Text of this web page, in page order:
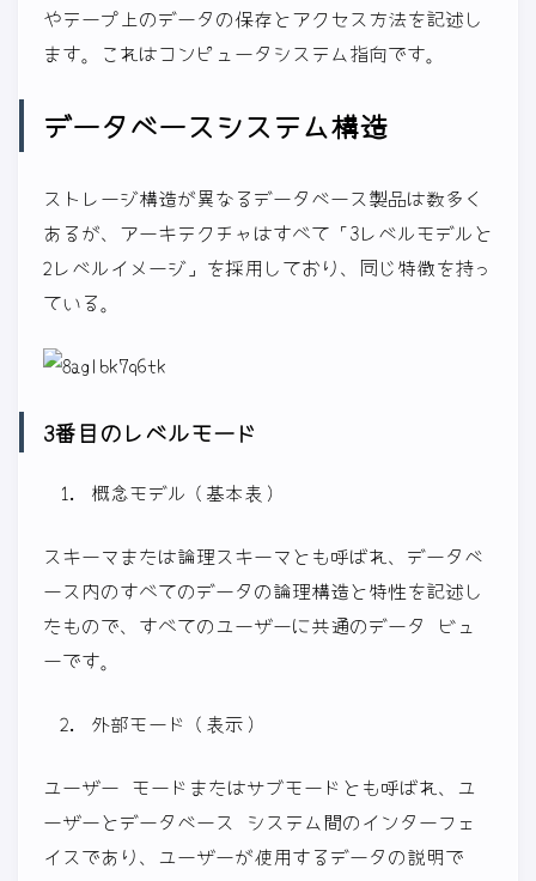
やテープ上のデータの保存とアクセス方法を記述し
ます。これはコンピュータシステム指向です。
データベースシステム構造
ストレージ構造が異なるデータベース製品は数多く
あるが、アーキテクチャはすべて「3レベルモデルと
2レベルイメージ」を採用しており、同じ特徴を持っ
ている。
3番目のレベルモード
概念モデル（基本表）
スキーマまたは論理スキーマとも呼ばれ、データベ
ース内のすべてのデータの論理構造と特性を記述し
たもので、すべてのユーザーに共通のデータ ビュ
ーです。
外部モード（表示）
ユーザー モードまたはサブモードとも呼ばれ、ユ
ーザーとデータベース システム間のインターフェ
イスであり、ユーザーが使用するデータの説明で